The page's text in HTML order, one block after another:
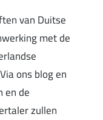
van Duitse
met de
ons blog en
en de
zullen